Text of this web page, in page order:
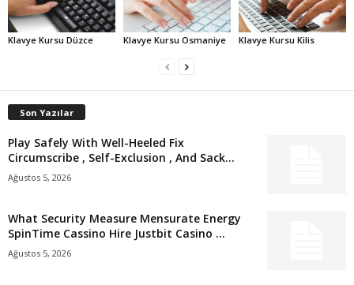
Klavye Kursu Düzce Klavye Kursu Osmaniye Klavye Kursu Kilis
Son Yazılar
Play Safely With Well-Heeled Fix
Circumscribe , Self-Exclusion , And Sack...
Ağustos 5, 2026
What Security Measure Mensurate Energy
SpinTime Cassino Hire Justbit Casino ...
Ağustos 5, 2026